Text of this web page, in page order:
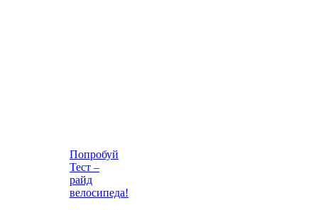
Попробуй
Тест –
райд
велосипеда!